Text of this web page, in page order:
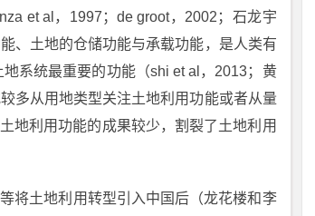
et al，1997；de groot，2002；石龙宇
、土地的仓储功能与承载功能，是人类有
系统最重要的功能（shi et al，2013；黄
多从用地类型关注土地利用功能或者从量
地利用功能的成果较少，割裂了土地利用
将土地利用转型引入中国后（龙花楼和李